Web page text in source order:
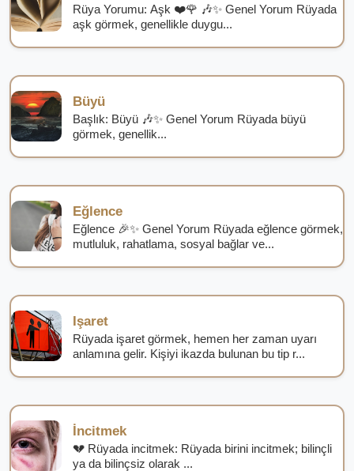
Rüya Yorumu: Aşk ❤️🌹 🎶✨ Genel Yorum Rüyada
aşk görmek, genellikle duygu...
Büyü
Başlık: Büyü 🎶✨ Genel Yorum Rüyada büyü
görmek, genellik...
Eğlence
Eğlence 🎉✨ Genel Yorum Rüyada eğlence görmek,
mutluluk, rahatlama, sosyal bağlar ve...
Işaret
Rüyada işaret görmek, hemen her zaman uyarı
anlamına gelir. Kişiyi ikazda bulunan bu tip r...
İncitmek
💔 Rüyada incitmek: Rüyada birini incitmek; bilinçli
ya da bilinçsiz olarak ...